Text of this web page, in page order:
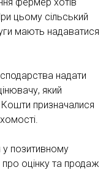
цьому сільський
мають надаватися
надати
який
Кошти призначалися
позитивному
оцінку та продаж